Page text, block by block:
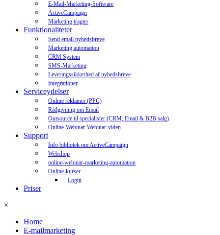
E-Mail-Marketing-Software
ActiveCampaign
Marketing tragter
Funktionaliteter
Send email nyhedsbreve
Marketing automation
CRM System
SMS-Marketing
Leveringssikkerhed af nyhedsbreve
Integrationer
Serviceydelser
Online reklamer (PPC)
Rådgivning om Email
Outsource til specialister (CRM, Email & B2B salg)
Online-Webinar-Webinar-viden
Support
Info bibliotek om ActiveCampaign
Webshop
online-webinar-marketing-automation
Online-kurser
Login
Priser
×
Home
E-mailmarketing